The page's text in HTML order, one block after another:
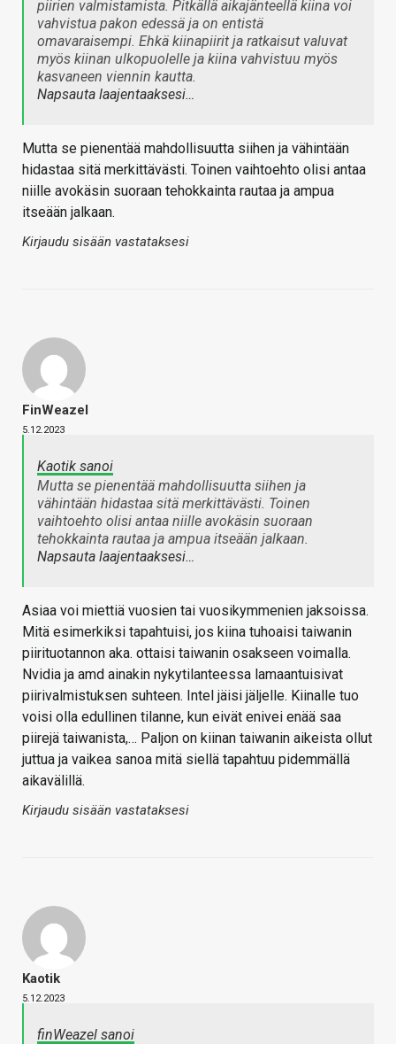
piirien valmistamista. Pitkällä aikajänteellä kiina voi
vahvistua pakon edessä ja on entistä
omavaraisempi. Ehkä kiinapiirit ja ratkaisut valuvat
myös kiinan ulkopuolelle ja kiina vahvistuu myös
kasvaneen viennin kautta.
Napsauta laajentaaksesi…
Mutta se pienentää mahdollisuutta siihen ja vähintään
hidastaa sitä merkittävästi. Toinen vaihtoehto olisi antaa
niille avokäsin suoraan tehokkainta rautaa ja ampua
itseään jalkaan.
Kirjaudu sisään vastataksesi
FinWeazel
5.12.2023
Kaotik sanoi
Mutta se pienentää mahdollisuutta siihen ja
vähintään hidastaa sitä merkittävästi. Toinen
vaihtoehto olisi antaa niille avokäsin suoraan
tehokkainta rautaa ja ampua itseään jalkaan.
Napsauta laajentaaksesi…
Asiaa voi miettiä vuosien tai vuosikymmenien jaksoissa.
Mitä esimerkiksi tapahtuisi, jos kiina tuhoaisi taiwanin
piirituotannon aka. ottaisi taiwanin osakseen voimalla.
Nvidia ja amd ainakin nykytilanteessa lamaantuisivat
piirivalmistuksen suhteen. Intel jäisi jäljelle. Kiinalle tuo
voisi olla edullinen tilanne, kun eivät enivei enää saa
piirejä taiwanista,… Paljon on kiinan taiwanin aikeista ollut
juttua ja vaikea sanoa mitä siellä tapahtuu pidemmällä
aikavälillä.
Kirjaudu sisään vastataksesi
Kaotik
5.12.2023
finWeazel sanoi